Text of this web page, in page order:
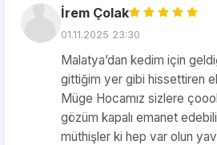
İrem Çolak
01.11.2025 23:30
Malatya’dan kedim için
gittiğim yer gibi hissettiren
Müge Hocamız sizlere
gözüm kapalı emanet
müthişler ki hep var olun